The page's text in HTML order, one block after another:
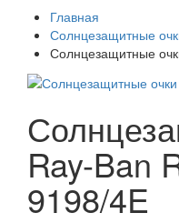
Главная
Солнцезащитные
Солнцезащитные
Ray-Ban
9198/4E